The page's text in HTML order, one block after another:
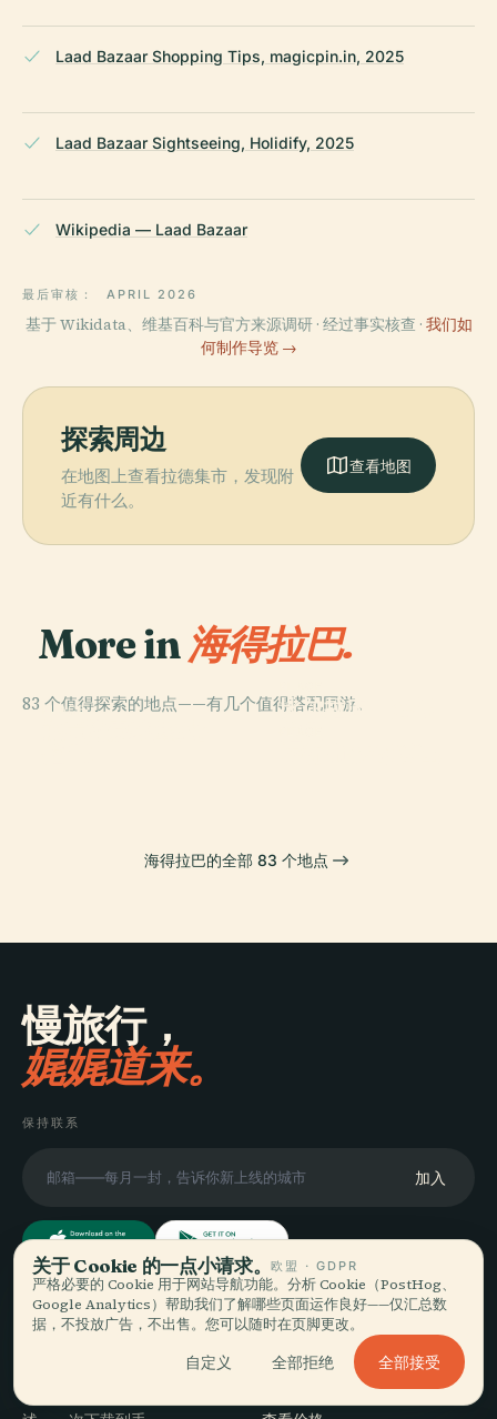
Laad Bazaar Shopping Tips, magicpin.in, 2025
Laad Bazaar Sightseeing, Holidify, 2025
Wikipedia — Laad Bazaar
最后审核： APRIL 2026
基于 Wikidata、维基百科与官方来源调研 · 经过事实核查 · 我们如
何制作导览 →
探索周边
在地图上查看拉德集市，发现附
近有什么。
查看地图
More in 海得拉巴.
83 个值得探索的地点——有几个值得搭配同游。
PLACE
比尔拉庙，海得
PLACE
海得拉巴的全部 83 个地点
慢旅行，
娓娓道来。
保持联系
加入
Audiala
为你真正的漫游方式而做的语
音导览——来源诚实、为街头讲
探索
目的地
导览
关于 Cookie 的一点小请求。欧盟 · GDPR
严格必要的 Cookie 用于网站导航功能。分析 Cookie（PostHog、
Google Analytics）帮助我们了解哪些页面运作良好——仅汇总数
据，不投放广告，不出售。您可以随时在页脚更改。
自定义 全部拒绝 全部接受